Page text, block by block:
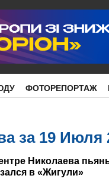
ФОТОРЕПОРТАЖ
за 19 Июля
Николаева
в «Жигули»